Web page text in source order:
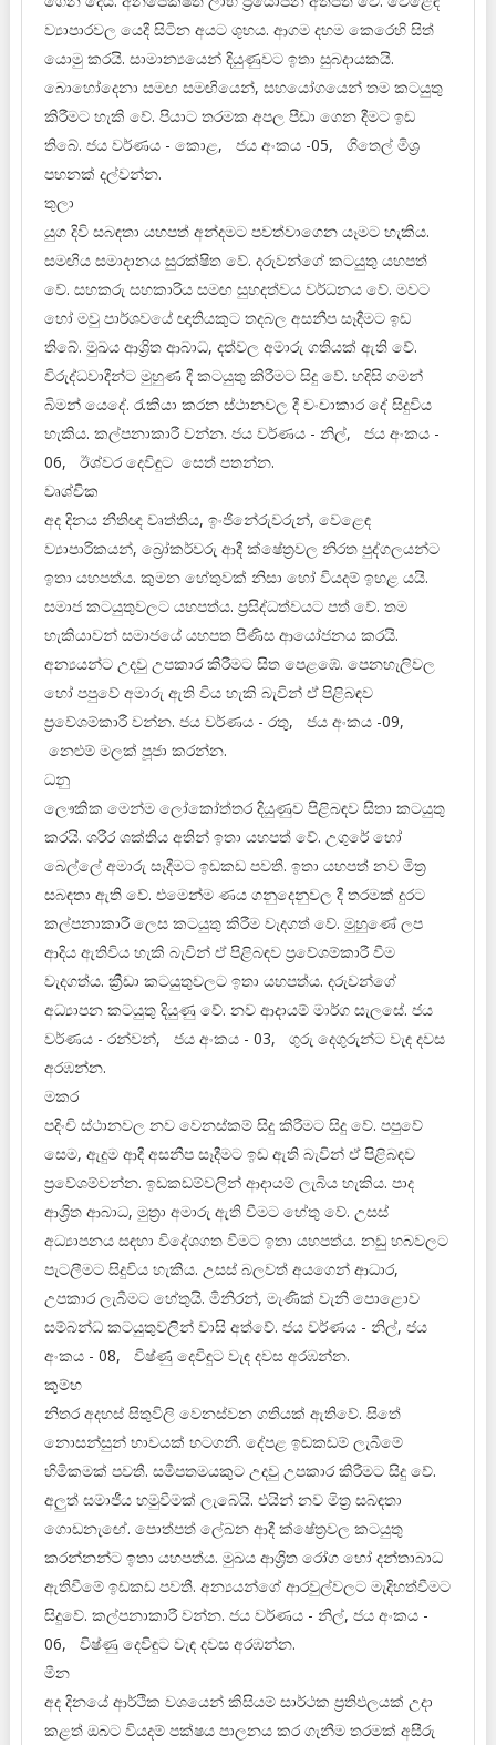
ව්‍යාපාරවල යෙදී සිටින අයට ශුභය. ආගම දහම කෙරෙහි සිත්
යොමු කරයි. සාමාන්‍යයෙන් දියුණුවට ඉතා සුබදායකයි.
බොහෝදෙනා සමඟ සමඟියෙන්, සහයෝගයෙන් තම කටයුතු
කිරීමට හැකි වේ. පියාට තරමක අපල පීඩා ගෙන දීමට ඉඩ
තිබේ. ජය වර්ණය - කොළ, ජය අංකය -05, ගිතෙල් මිශ්‍ර
පහනක් දල්වන්න.
තුලා
යුග දිවි සබඳතා යහපත් අන්දමට පවත්වාගෙන යෑමට හැකිය.
සමඟිය සමාදානය සුරක්ෂිත වේ. දරුවන්ගේ කටයුතු යහපත්
වේ. සහකරු සහකාරිය සමඟ සුහදත්වය වර්ධනය වේ. මවට
හෝ මවු පාර්ශවයේ ඥාතියකුට තදබල අසනීප සෑදීමට ඉඩ
තිබේ. මුඛය ආශ්‍රිත ආබාධ, දත්වල අමාරු ගතියක් ඇති වේ.
විරුද්ධවාදීන්ට මුහුණ දී කටයුතු කිරීමට සිදු වේ. හදිසි ගමන්
බිමන් යෙදේ. රැකියා කරන ස්ථානවල දී වංචාකාර දේ සිදුවිය
හැකිය. කල්පනාකාරී වන්න. ජය වර්ණය - නිල්, ජය අංකය -
06, ඊශ්වර දෙවිඳුට සෙත් පතන්න.
වෘශ්චික
අද දිනය නීතිඥ වෘත්තිය, ඉංජිනේරුවරුන්, වෙළෙඳ
ව්‍යාපාරිකයන්, බ්‍රෝකර්වරු ආදී ක්ෂේත්‍රවල නිරත පුද්ගලයන්ට
ඉතා යහපත්ය. කුමන හේතුවක් නිසා හෝ වියදම් ඉහළ යයි.
සමාජ කටයුතුවලට යහපත්ය. ප්‍රසිද්ධත්වයට පත් වේ. තම
හැකියාවන් සමාජයේ යහපත පිණිස ආයෝජනය කරයි.
අන්‍යයන්ට උදවු උපකාර කිරීමට සිත පෙළඹේ. පෙනහැලිවල
හෝ පපුවේ අමාරු ඇති විය හැකි බැවින් ඒ පිළිබඳව
ප්‍රවේශම්කාරී වන්න. ජය වර්ණය - රතු, ජය අංකය -09,
නෙළුම් මලක් පූජා කරන්න.
ධනු
ලෞකික මෙන්ම ලෝකෝත්තර දියුණුව පිළිබඳව සිතා කටයුතු
කරයි. ශරීර ශක්තිය අතින් ඉතා යහපත් වේ. උගුරේ හෝ
බෙල්ලේ අමාරු සෑදීමට ඉඩකඩ පවතී. ඉතා යහපත් නව මිත්‍ර
සබඳතා ඇති වේ. එමෙන්ම ණය ගනුදෙනුවල දී තරමක් දුරට
කල්පනාකාරී ලෙස කටයුතු කිරීම වැදගත් වේ. මුහුණේ ලප
ආදිය ඇතිවිය හැකි බැවින් ඒ පිළිබඳව ප්‍රවේශම්කාරී වීම
වැදගත්ය. ක්‍රීඩා කටයුතුවලට ඉතා යහපත්ය. දරුවන්ගේ
අධ්‍යාපන කටයුතු දියුණු වේ. නව ආදායම් මාර්ග සැලසේ. ජය
වර්ණය - රන්වන්, ජය අංකය - 03, ගුරු දෙගුරුන්ට වැඳ දවස
අරඹන්න.
මකර
පදිංචි ස්ථානවල නව වෙනස්කම් සිදු කිරීමට සිදු වේ. පපුවේ
සෙම, ඇදුම ආදී අසනීප සෑදීමට ඉඩ ඇති බැවින් ඒ පිළිබඳව
ප්‍රවේශම්වන්න. ඉඩකඩම්වලින් ආදායම් ලැබිය හැකිය. පාද
ආශ්‍රිත ආබාධ, මුත්‍රා අමාරු ඇති වීමට හේතු වේ. උසස්
අධ්‍යාපනය සඳහා විදේශගත වීමට ඉතා යහපත්ය. නඩු හබවලට
පැටලීමට සිදුවිය හැකිය. උසස් බලවත් අයගෙන් ආධාර,
උපකාර ලැබීමට හේතුයි. මිනිරන්, මැණික් වැනි පොළොව
සම්බන්ධ කටයුතුවලින් වාසි අත්වේ. ජය වර්ණය - නිල්, ජය
අංකය - 08, විෂ්ණු දෙවිඳුට වැඳ දවස අරඹන්න.
කුම්භ
නිතර අදහස් සිතුවිලි වෙනස්වන ගතියක් ඇතිවේ. සිතේ
නොසන්සුන් භාවයක් හටගනී. දේපළ ඉඩකඩම් ලැබීමේ
හිමිකමක් පවතී. සමීපතමයකුට උදවු උපකාර කිරීමට සිදු වේ.
අලුත් සමාජීය හමුවීමක් ලැබෙයි. එයින් නව මිත්‍ර සබඳතා
ගොඩනැඟේ. පොත්පත් ලේඛන ආදී ක්ෂේත්‍රවල කටයුතු
කරන්නන්ට ඉතා යහපත්ය. මුඛය ආශ්‍රිත රෝග හෝ දන්තාබාධ
ඇතිවීමේ ඉඩකඩ පවතී. අන්‍යයන්ගේ ආරවුල්වලට මැදිහත්වීමට
සිදුවේ. කල්පනාකාරී වන්න. ජය වර්ණය - නිල්, ජය අංකය -
06, විෂ්ණු දෙවිඳුට වැඳ දවස අරඹන්න.
මීන
අද දිනයේ ආර්ථික වශයෙන් කිසියම් සාර්ථක ප්‍රතිඵලයක් උදා
කළත් ඔබට වියදම් පක්ෂය පාලනය කර ගැනීම තරමක් අසීරු